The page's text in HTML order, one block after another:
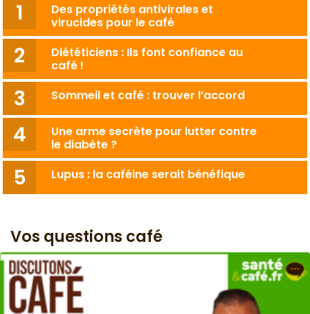
Des propriétés antivirales et
virucides pour le café
Diététiciens : Ils font confiance au
café !
Sommeil et café : trouver l’accord
Une arme secrète pour lutter contre
le diabète ?
Lupus : la caféine serait bénéfique
Vos questions café